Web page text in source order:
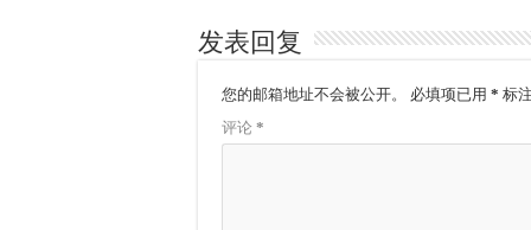
发表回复
您的邮箱地址不会被公开。 必填项已用 * 标
评论 *